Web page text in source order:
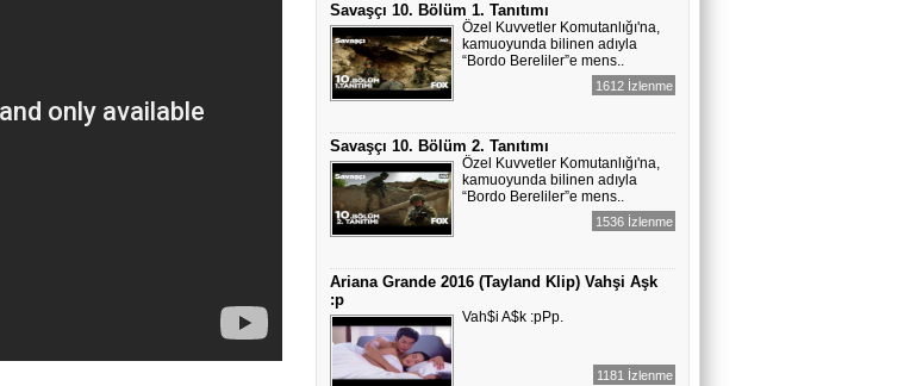
Savaşçı 10. Bölüm 1. Tanıtımı
Özel Kuvvetler Komutanlığı'na,
kamuoyunda bilinen adıyla
“Bordo Bereliler”e mens..
1612 İzlenme
Savaşçı 10. Bölüm 2. Tanıtımı
Özel Kuvvetler Komutanlığı'na,
kamuoyunda bilinen adıyla
“Bordo Bereliler”e mens..
1536 İzlenme
Ariana Grande 2016 (Tayland Klip) Vahşi Aşk
:p
Vah$i A$k :pPp.
1181 İzlenme